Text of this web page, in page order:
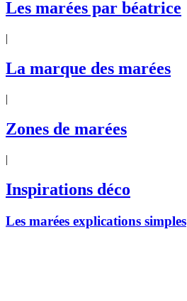
Les marées par béatrice
|
La marque des marées
|
Zones de marées
|
Inspirations déco
Les marées explications simples